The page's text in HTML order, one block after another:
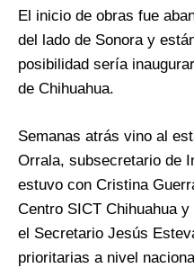
El inicio de obras fue
del lado de Sonora y
posibilidad sería
de Chihuahua.
Semanas atrás vino al
Orrala, subsecretario de
estuvo con Cristina
Centro SICT Chihuahua
el Secretario Jesús
prioritarias a nivel